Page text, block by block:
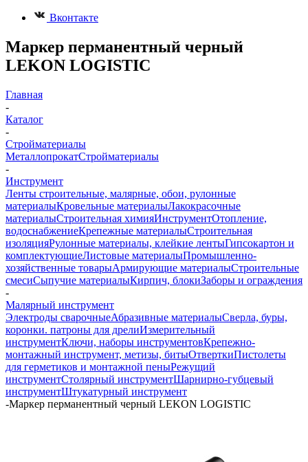
Вконтакте
Маркер перманентный черный
LEKON LOGISTIC
Главная
-
Каталог
-
Стройматериалы
МеталлопрокатСтройматериалы
-
Инструмент
Ленты строительные, малярные, обои, рулонные
материалыКровельные материалыЛакокрасочные
материалыСтроительная химияИнструментОтопление,
водоснабжениеКрепежные материалыСтроительная
изоляцияРулонные материалы, клейкие лентыГипсокартон и
комплектующиеЛистовые материалыПромышленно-
хозяйственные товарыАрмирующие материалыСтроительные
смесиСыпучие материалыКирпич, блокиЗаборы и ограждения
-
Малярный инструмент
Электроды сварочныеАбразивные материалыСверла, буры,
коронки. патроны для дрелиИзмерительный
инструментКлючи, наборы инструментовКрепежно-
монтажный инструмент, метизы, битыОтверткиПистолеты
для герметиков и монтажной пеныРежущий
инструментСтолярный инструментШарнирно-губцевый
инструментШтукатурный инструмент
-Маркер перманентный черный LEKON LOGISTIC